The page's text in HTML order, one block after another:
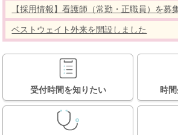
【採用情報】看護師（常勤・正職員）を募
ベストウェイト外来を開設しました
受付時間を知りたい 時